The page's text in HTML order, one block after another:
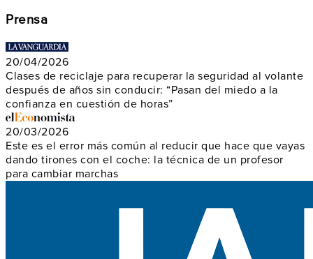
Prensa
20/04/2026
Clases de reciclaje para recuperar la seguridad al volante
después de años sin conducir: “Pasan del miedo a la
confianza en cuestión de horas”
20/03/2026
Este es el error más común al reducir que hace que vayas
dando tirones con el coche: la técnica de un profesor
para cambiar marchas